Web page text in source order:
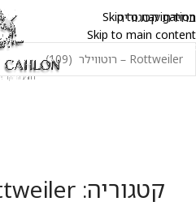
Skip to navigation
Skip to main content
בחירת קטגוריה
קטגוריה: Rottweiler – רוטווילר